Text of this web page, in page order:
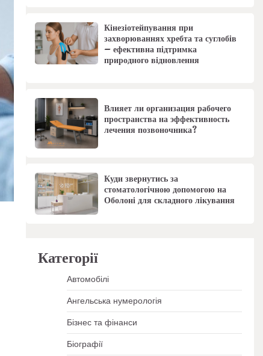
Кінезіотейпування при
захворюваннях хребта та суглобів
– ефективна підтримка
природного відновлення
Влияет ли организация рабочего
пространства на эффективность
лечения позвоночника?
Куди звернутись за
стоматологічною допомогою на
Оболоні для складного лікування
Категорії
Автомобілі
Ангельська нумерологія
Бізнес та фінанси
Біографії